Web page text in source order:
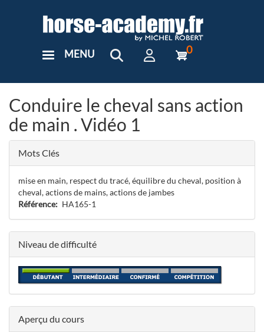
User
MENU 0
Conduire le cheval sans action
de main . Vidéo 1
Mots Clés
mise en main, respect du tracé, équilibre du cheval, position à
cheval, actions de mains, actions de jambes
Référence
HA165-1
Niveau de difficulté
Aperçu du cours